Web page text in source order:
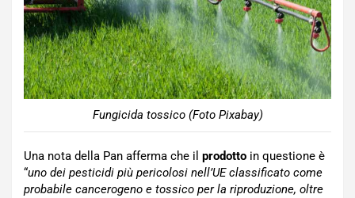
Fungicida tossico (Foto Pixabay)
Una nota della Pan afferma che il prodotto in questione è
“uno dei pesticidi più pericolosi nell’UE classificato come
probabile cancerogeno e tossico per la riproduzione, oltre